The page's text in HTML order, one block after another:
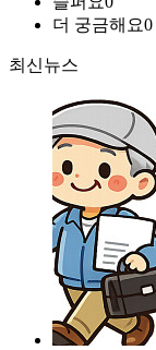
더 궁금해요0
최신뉴스